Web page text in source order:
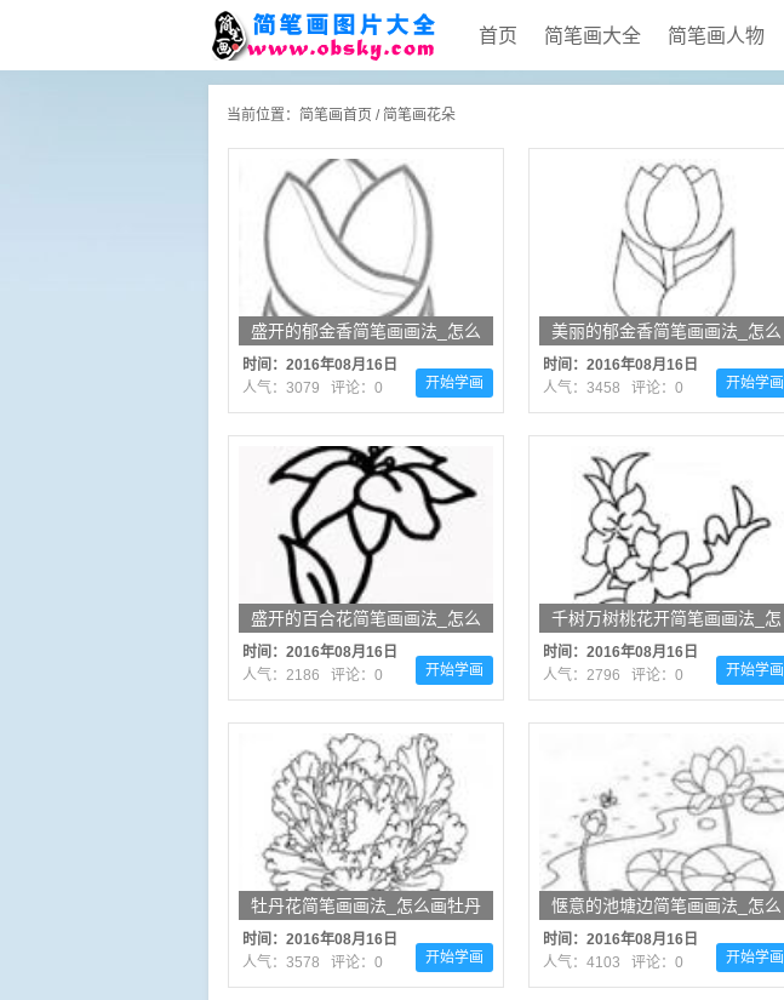
首页 简笔画大全 简笔画人物
当前位置： 简笔画首页 / 简笔画花朵
盛开的郁金香简笔画画法_怎么
画盛开的郁金香
时间：2016年08月16日
人气：3079 评论：0
开始学画
美丽的郁金香简笔画画法_怎么
画美丽的郁金香
时间：2016年08月16日
人气：3458 评论：0
开始学画
盛开的百合花简笔画画法_怎么
画盛开的百合花
时间：2016年08月16日
人气：2186 评论：0
开始学画
千树万树桃花开简笔画画法_怎
么画千树万树桃花开
时间：2016年08月16日
人气：2796 评论：0
开始学画
牡丹花简笔画画法_怎么画牡丹
花
时间：2016年08月16日
人气：3578 评论：0
开始学画
惬意的池塘边简笔画画法_怎么
画惬意的池塘边
时间：2016年08月16日
人气：4103 评论：0
开始学画